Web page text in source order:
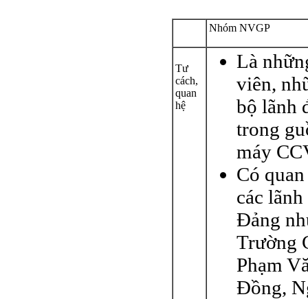
Nhóm NVGP
Tư
cách,
quan
hệ
Là
viên,
bộ lãnh
trong
máy
Có
các
Ðảng
Trường
Phạm
Ðồng,